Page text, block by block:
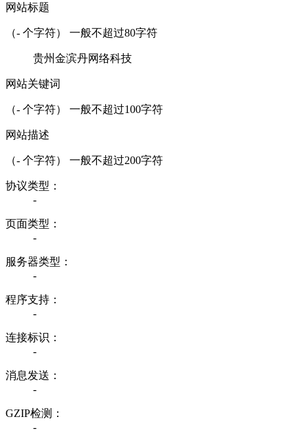
网站标题
（- 个字符） 一般不超过80字符
贵州金滨丹网络科技
网站关键词
（- 个字符） 一般不超过100字符
网站描述
（- 个字符） 一般不超过200字符
协议类型：
-
页面类型：
-
服务器类型：
-
程序支持：
-
连接标识：
-
消息发送：
-
GZIP检测：
-